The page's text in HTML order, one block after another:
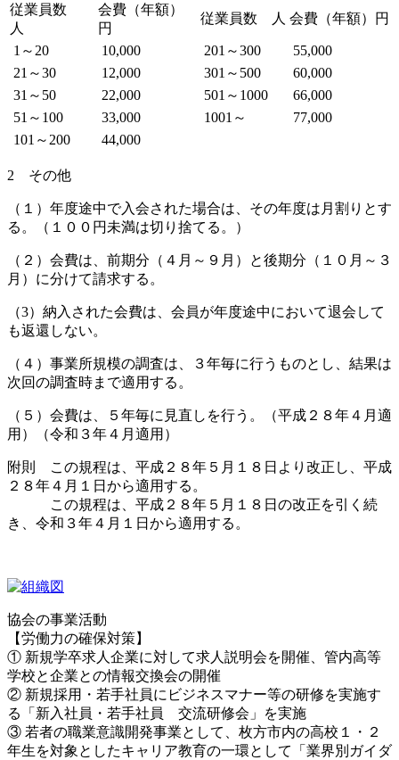
従業員数
人
会費（年額）
円
従業員数 人 会費（年額）円
1～20 10,000 201～300
55,000
21～30
12,000 301～500
60,000
31～50
22,000 501～1000
66,000
51～100
33,000 1001～
77,000
101～200
44,000
2 その他
（１）年度途中で入会された場合は、その年度は月割りとす
る。（１００円未満は切り捨てる。）
（２）会費は、前期分（４月～９月）と後期分（１０月～３
月）に分けて請求する。
（3）納入された会費は、会員が年度途中において退会して
も返還しない。
（４）事業所規模の調査は、３年毎に行うものとし、結果は
次回の調査時まで適用する。
（５）会費は、５年毎に見直しを行う。（平成２８年４月適
用）（令和３年４月適用）
附則 この規程は、平成２８年５月１８日より改正し、平成
２８年４月１日から適用する。
この規程は、平成２８年５月１８日の改正を引く続
き、令和３年４月１日から適用する。
協会の事業活動
【労働力の確保対策】
① 新規学卒求人企業に対して求人説明会を開催、管内高等
学校と企業との情報交換会の開催
② 新規採用・若手社員にビジネスマナー等の研修を実施す
る「新入社員・若手社員 交流研修会」を実施
③ 若者の職業意識開発事業として、枚方市内の高校１・２
年生を対象としたキャリア教育の一環として「業界別ガイダ